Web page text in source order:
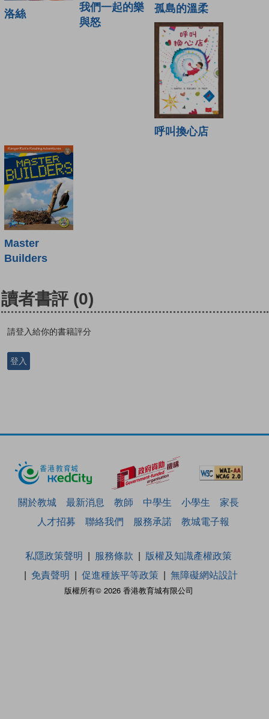
洛絲
我們一起的樂
與怒
孤島的溫柔
呼叫換心店
Master
Builders
讀者書評 (0)
請登入給你的書籍評分
登入
關於教城 最新消息 教師 中學生 小學生
家長
人才招募
聯絡我們 服務承諾 教城電子報
版權所有© 2026 香港教育城有限公司
私隱政策聲明 服務條款
版權及知識產權政策
免責聲明
促進種族平等政策 無障礙網站設計